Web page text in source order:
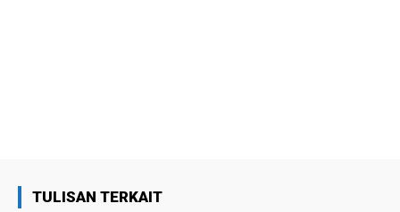
TULISAN TERKAIT